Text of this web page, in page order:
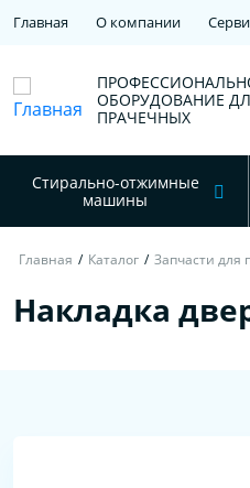
Главная О компании
ОБОРУДОВАНИЕ
ПРАЧЕЧНЫХ
Стирально-отжимные
машины
Главная / Каталог / Запчасти для
Накладка